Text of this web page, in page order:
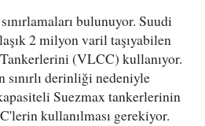
bulunuyor. Suudi
2 milyon varil taşıyabilen
(VLCC) kullanıyor.
sınırlı derinliği nedeniyle
Suezmax tankerlerinin
kullanılması gerekiyor.